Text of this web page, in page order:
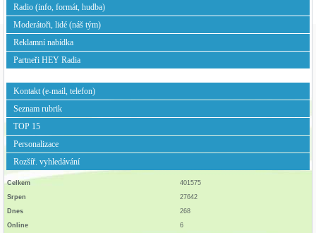
Radio (info, formát, hudba)
Moderátoři, lidé (náš tým)
Reklamní nabídka
Partneři HEY Radia
Kontakt (e-mail, telefon)
Seznam rubrik
TOP 15
Personalizace
Rozšíř. vyhledávání
Celkem
401575
Srpen
27642
Dnes
268
Online
6